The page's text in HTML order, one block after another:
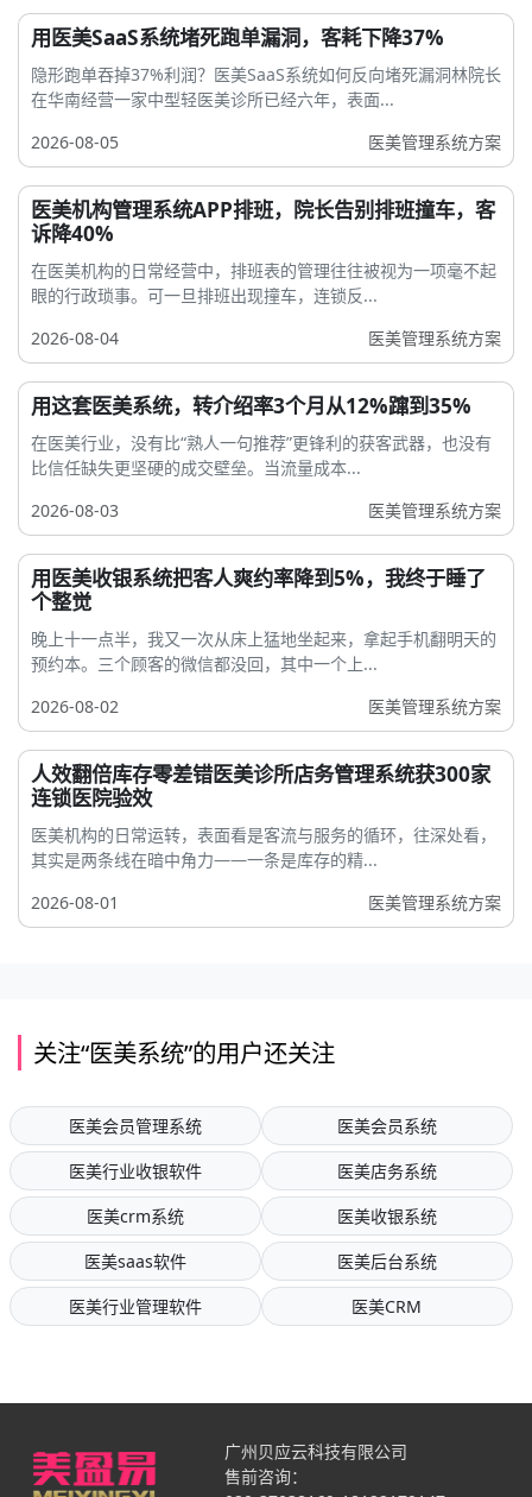
用医美SaaS系统堵死跑单漏洞，客耗下降37%
隐形跑单吞掉37%利润？医美SaaS系统如何反向堵死漏洞林院长
在华南经营一家中型轻医美诊所已经六年，表面...
2026-08-05
医美管理系统方案
医美机构管理系统APP排班，院长告别排班撞车，客
诉降40%
在医美机构的日常经营中，排班表的管理往往被视为一项毫不起
眼的行政琐事。可一旦排班出现撞车，连锁反...
2026-08-04
医美管理系统方案
用这套医美系统，转介绍率3个月从12%蹿到35%
在医美行业，没有比“熟人一句推荐”更锋利的获客武器，也没有
比信任缺失更坚硬的成交壁垒。当流量成本...
2026-08-03
医美管理系统方案
用医美收银系统把客人爽约率降到5%，我终于睡了
个整觉
晚上十一点半，我又一次从床上猛地坐起来，拿起手机翻明天的
预约本。三个顾客的微信都没回，其中一个上...
2026-08-02
医美管理系统方案
人效翻倍库存零差错医美诊所店务管理系统获300家
连锁医院验效
医美机构的日常运转，表面看是客流与服务的循环，往深处看，
其实是两条线在暗中角力——一条是库存的精...
2026-08-01
医美管理系统方案
关注“医美系统”的用户还关注
医美会员管理系统
医美会员系统
医美行业收银软件
医美店务系统
医美crm系统
医美收银系统
医美saas软件
医美后台系统
医美行业管理软件
医美CRM
广州贝应云科技有限公司
售前咨询：